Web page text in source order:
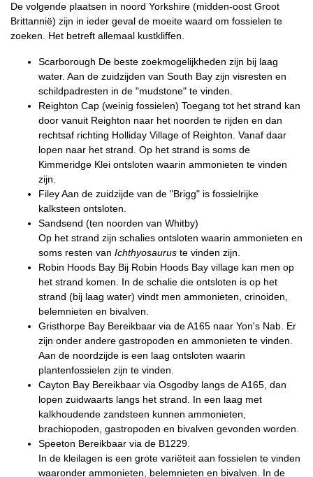
De volgende plaatsen in noord Yorkshire (midden-oost Groot
Brittannië) zijn in ieder geval de moeite waard om fossielen te
zoeken. Het betreft allemaal kustkliffen.
Scarborough De beste zoekmogelijkheden zijn bij laag
water. Aan de zuidzijden van South Bay zijn visresten en
schildpadresten in de "mudstone" te vinden.
Reighton Cap (weinig fossielen) Toegang tot het strand kan
door vanuit Reighton naar het noorden te rijden en dan
rechtsaf richting Holliday Village of Reighton. Vanaf daar
lopen naar het strand. Op het strand is soms de
Kimmeridge Klei ontsloten waarin ammonieten te vinden
zijn.
Filey Aan de zuidzijde van de "Brigg" is fossielrijke
kalksteen ontsloten.
Sandsend (ten noorden van Whitby)
Op het strand zijn schalies ontsloten waarin ammonieten en
soms resten van Ichthyosaurus te vinden zijn.
Robin Hoods Bay Bij Robin Hoods Bay village kan men op
het strand komen. In de schalie die ontsloten is op het
strand (bij laag water) vindt men ammonieten, crinoiden,
belemnieten en bivalven.
Gristhorpe Bay Bereikbaar via de A165 naar Yon's Nab. Er
zijn onder andere gastropoden en ammonieten te vinden.
Aan de noordzijde is een laag ontsloten waarin
plantenfossielen zijn te vinden.
Cayton Bay Bereikbaar via Osgodby langs de A165, dan
lopen zuidwaarts langs het strand. In een laag met
kalkhoudende zandsteen kunnen ammonieten,
brachiopoden, gastropoden en bivalven gevonden worden.
Speeton Bereikbaar via de B1229.
In de kleilagen is een grote variëteit aan fossielen te vinden
waaronder ammonieten, belemnieten en bivalven. In de